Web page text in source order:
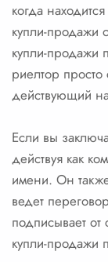
когда
купли-продажи
купли-продажи
риелтор
действующий
Если вы
действуя как
имени. Он
ведет
подписывает
купли-продажи